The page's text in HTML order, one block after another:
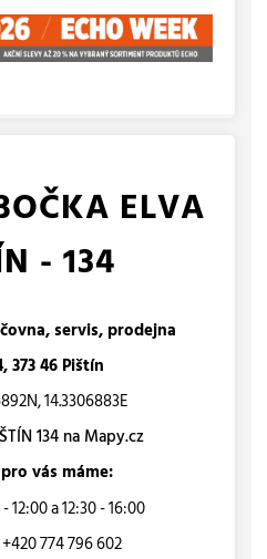
ELVA
- 134
servis, prodejna
373 46 Pištín
14.3306883E
134 na Mapy.cz
vás máme:
12:00 a 12:30 - 16:00
774 796 602